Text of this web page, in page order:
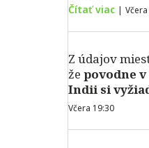
Čítať viac | Včera
Z údajov
že povodne
Indii si
Včera 19:30